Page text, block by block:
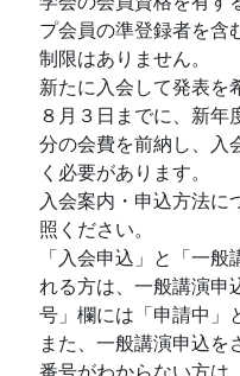
プ会員の準登録者を含
制限はありません。
新たに入会して発表を
８月３日までに、新年
分の会費を前納し、入
く必要があります。
入会案内・申込方法に
照ください。
「入会申込」と「一
れる方は、一般講演申
号」欄には「申請中」
また、一般講演申込を